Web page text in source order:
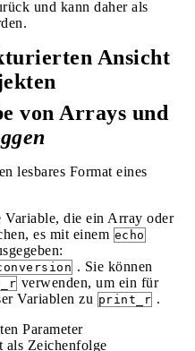
und kann daher als
Ansicht
von Arrays und
lesbares Format eines
Variable, die ein Array oder
es mit einem echo
. Sie können
verwenden, um ein für
Variablen zu print_r .
Parameter
als Zeichenfolge